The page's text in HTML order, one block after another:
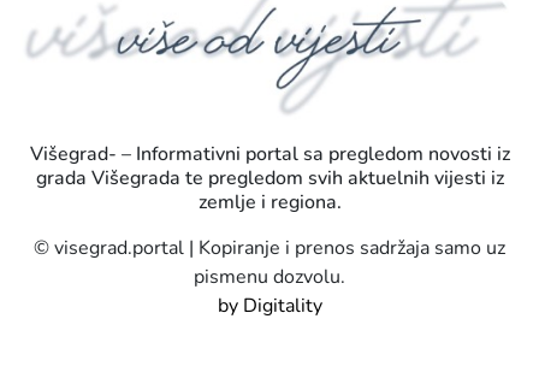
Višegrad- – Informativni portal sa pregledom novosti iz
grada Višegrada te pregledom svih aktuelnih vijesti iz
zemlje i regiona.
© visegrad.portal | Kopiranje i prenos sadržaja samo uz
pismenu dozvolu.
by Digitality